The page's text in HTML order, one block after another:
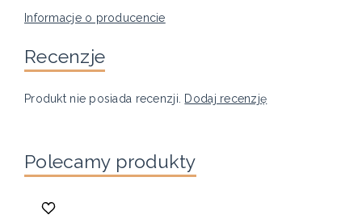
Informacje o producencie
Recenzje
Produkt nie posiada recenzji. Dodaj recenzję
Polecamy produkty